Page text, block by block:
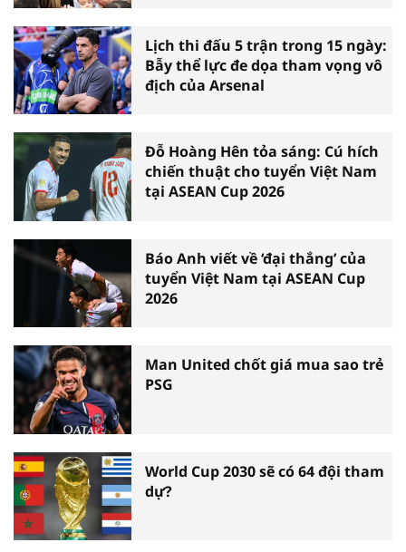
Lịch thi đấu 5 trận trong 15 ngày:
Bẫy thể lực đe dọa tham vọng vô
địch của Arsenal
Đỗ Hoàng Hên tỏa sáng: Cú hích
chiến thuật cho tuyển Việt Nam
tại ASEAN Cup 2026
Báo Anh viết về ‘đại thắng’ của
tuyển Việt Nam tại ASEAN Cup
2026
Man United chốt giá mua sao trẻ
PSG
World Cup 2030 sẽ có 64 đội tham
dự?